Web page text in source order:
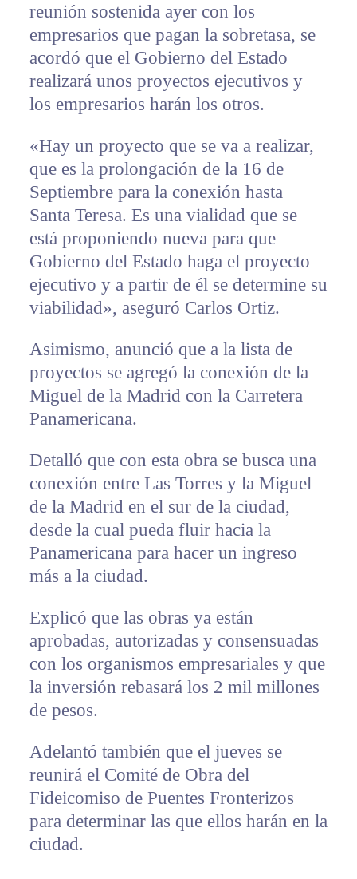
reunión sostenida ayer con los
empresarios que pagan la sobretasa, se
acordó que el Gobierno del Estado
realizará unos proyectos ejecutivos y
los empresarios harán los otros.
«Hay un proyecto que se va a realizar,
que es la prolongación de la 16 de
Septiembre para la conexión hasta
Santa Teresa. Es una vialidad que se
está proponiendo nueva para que
Gobierno del Estado haga el proyecto
ejecutivo y a partir de él se determine su
viabilidad», aseguró Carlos Ortiz.
Asimismo, anunció que a la lista de
proyectos se agregó la conexión de la
Miguel de la Madrid con la Carretera
Panamericana.
Detalló que con esta obra se busca una
conexión entre Las Torres y la Miguel
de la Madrid en el sur de la ciudad,
desde la cual pueda fluir hacia la
Panamericana para hacer un ingreso
más a la ciudad.
Explicó que las obras ya están
aprobadas, autorizadas y consensuadas
con los organismos empresariales y que
la inversión rebasará los 2 mil millones
de pesos.
Adelantó también que el jueves se
reunirá el Comité de Obra del
Fideicomiso de Puentes Fronterizos
para determinar las que ellos harán en la
ciudad.